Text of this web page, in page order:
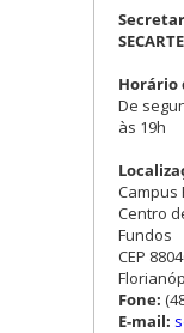
SECARTE
Horário
De
às 19h
Campus
Centro
Fundos
CEP
Fone:
E-mail: